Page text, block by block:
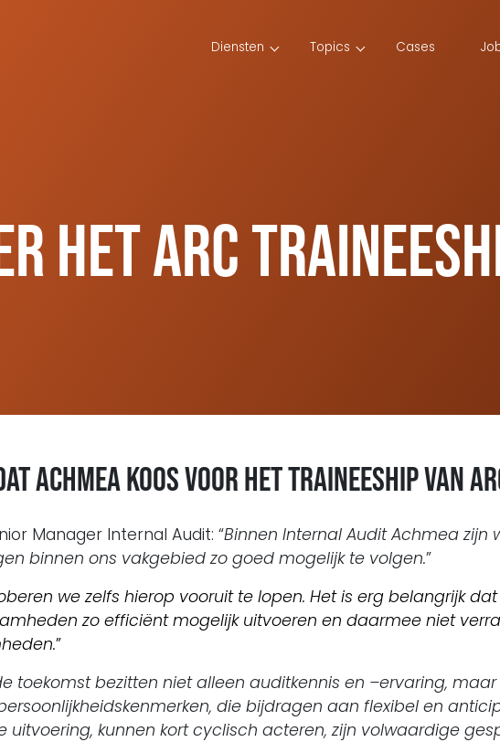
Diensten Topics Cases
het ARC
Achmea koos voor het traineeship van
Manager Internal Audit: “Binnen Internal Audit Achmea
binnen ons vakgebied zo goed mogelijk te volgen.”
we zelfs hierop vooruit te lopen. Het is erg belangrijk
zo efficiënt mogelijk uitvoeren en daarmee niet
”
toekomst bezitten niet alleen auditkennis en –ervaring,
die bijdragen aan flexibel en
uitvoering, kunnen kort cyclisch acteren, zijn volwaardige